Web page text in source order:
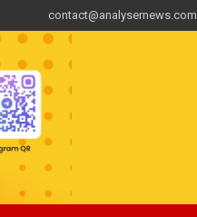
contact@analysernews.com